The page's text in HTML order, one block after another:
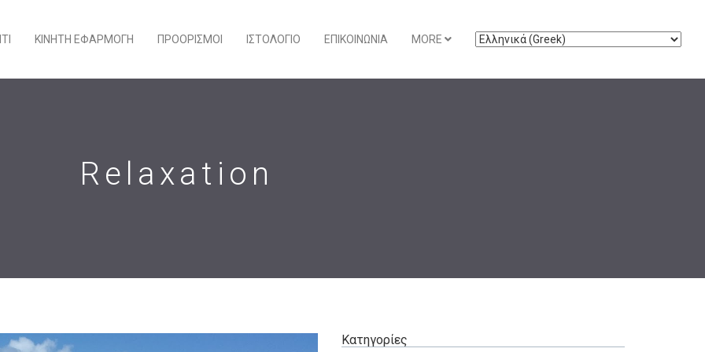
ΚΙΝΗΤΉ ΕΦΑΡΜΟΓΉ ΠΡΟΟΡΙΣΜΟΊ ΙΣΤΟΛΌΓΙΟ ΕΠΙΚΟΙΝΩΝΊΑ MORE
Relaxation
Κατηγορίες